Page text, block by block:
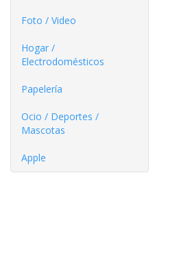
Foto / Video
Hogar /
Electrodomésticos
Papelería
Ocio / Deportes /
Mascotas
Apple